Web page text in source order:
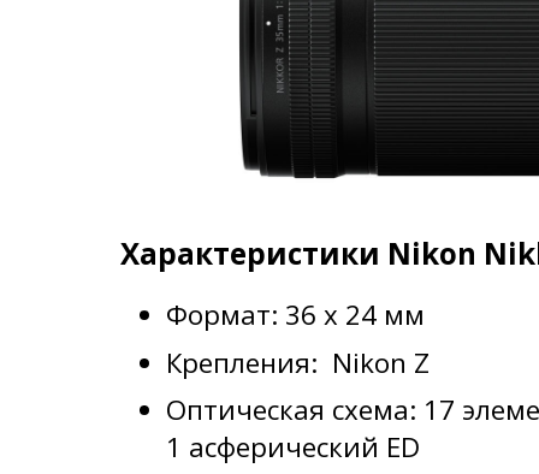
Характеристики Nikon
Формат: 36 x 24 мм
Крепления: Nikon Z
Оптическая схема: 17
1 асферический ED